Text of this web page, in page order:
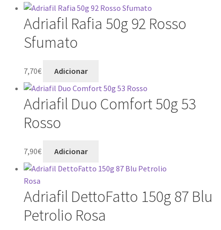
Adriafil Rafia 50g 92 Rosso
Sfumato
7,70€ Adicionar
Adriafil Duo Comfort 50g 53
Rosso
7,90€ Adicionar
Adriafil DettoFatto 150g 87 Blu
Petrolio Rosa